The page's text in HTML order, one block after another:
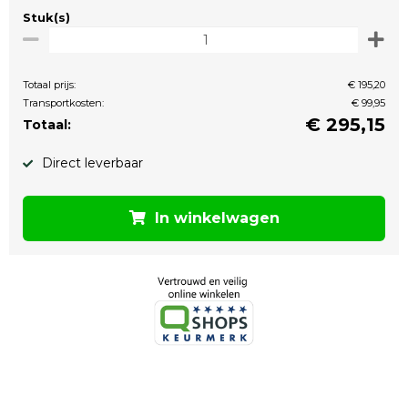
Stuk(s)
Totaal prijs:
€ 195,20
Transportkosten:
€ 99,95
Totaal: € 295,15
Direct leverbaar
In winkelwagen